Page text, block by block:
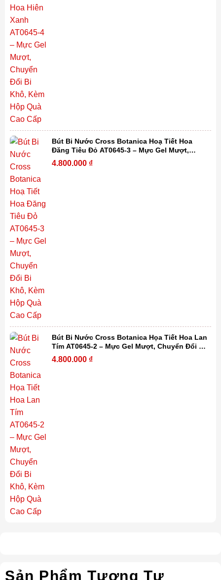
Bút Bi Nước Cross Botanica Hoạ Tiết Hoa
Đăng Tiêu Đỏ AT0645-3 – Mực Gel Mượt,
Chuyển Đổi Bi Khô, Kèm Hộp Quà Cao Cấp
4.800.000 ₫
Bút Bi Nước Cross Botanica Họa Tiết Hoa Lan
Tím AT0645-2 – Mực Gel Mượt, Chuyển Đổi Bi
Khô, Kèm Hộp Quà Cao Cấp
4.800.000 ₫
Sản Phẩm Tương Tự